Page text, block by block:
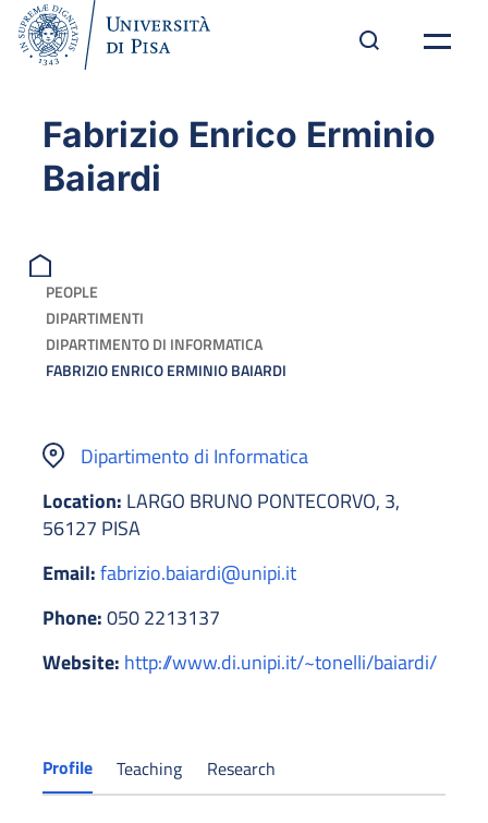
Fabrizio Enrico Erminio
Baiardi
PEOPLE
DIPARTIMENTI
DIPARTIMENTO DI INFORMATICA
FABRIZIO ENRICO ERMINIO BAIARDI
Dipartimento di Informatica
Location: LARGO BRUNO PONTECORVO, 3,
56127 PISA
Email:fabrizio.baiardi@unipi.it
Phone:050 2213137
Website: http://www.di.unipi.it/~tonelli/baiardi/
Profile Teaching Research